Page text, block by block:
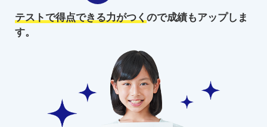
テストで得点できる力がつくので成績もアップしま
す。